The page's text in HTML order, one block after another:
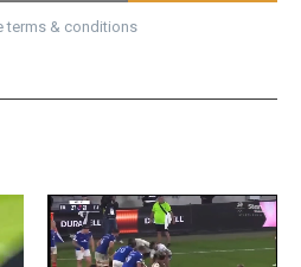
terms & conditions